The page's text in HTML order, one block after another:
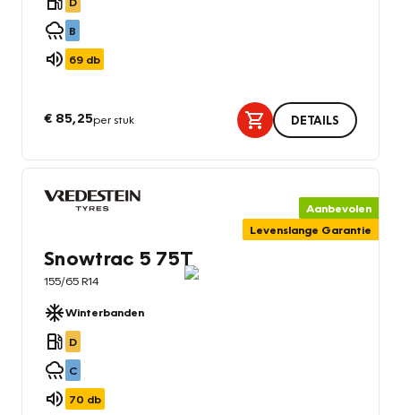
B
69 db
€ 85,25per stuk DETAILS
Aanbevolen
Levenslange Garantie
Snowtrac 5 75T
155/65 R14
Winterbanden
D
C
70 db